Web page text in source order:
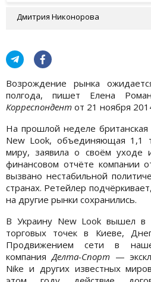
Дмитрия Никонорова
Возрождение рынка
полгода, пишет Елена
Корреспондент от 21 ноября
На прошлой неделе
New Look, объединяющая 1,1
миру, заявила о своём уходе
финансовом отчёте компании
вызвано нестабильной
странах. Ретейлер
на другие рынки сохранились.
В Украину New Look вышел в
торговых точек в Киеве,
Продвижением сети в
компанияДелта-Спорт—
Nike и других известных